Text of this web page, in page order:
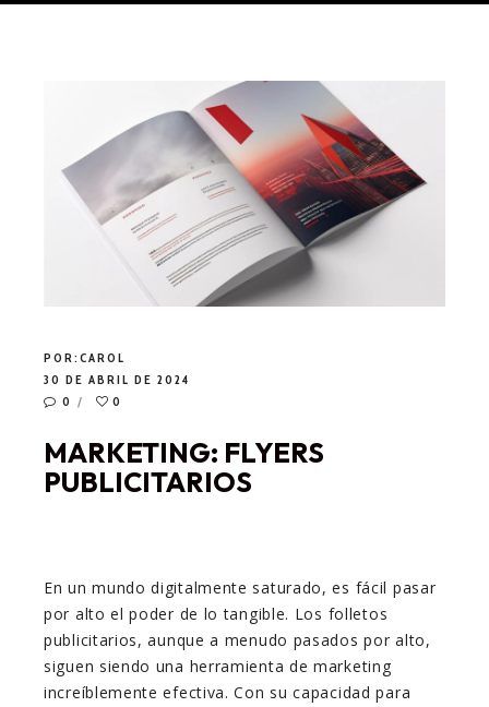
POR:CAROL
30 DE ABRIL DE 2024
0
0
MARKETING: FLYERS
PUBLICITARIOS
En un mundo digitalmente saturado, es fácil pasar
por alto el poder de lo tangible. Los folletos
publicitarios, aunque a menudo pasados por alto,
siguen siendo una herramienta de marketing
increíblemente efectiva. Con su capacidad para